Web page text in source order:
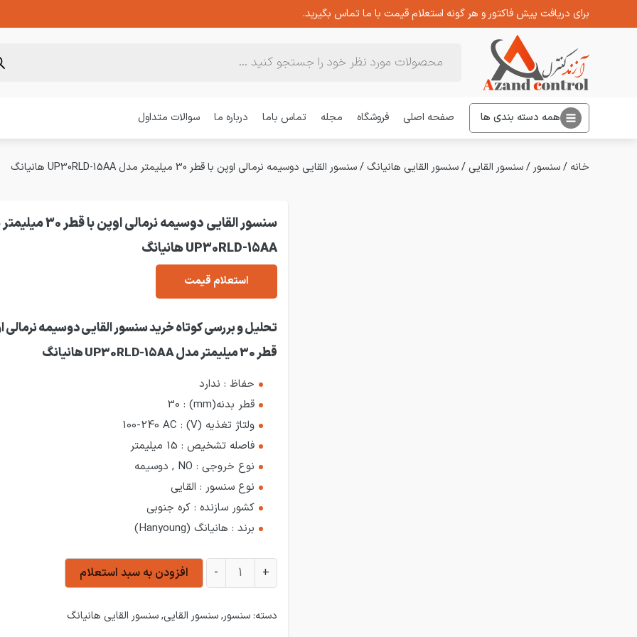
برای دریافت پیش فاکتور و هر گونه استعلام قیمت با ما تماس بگیرید.
همه دسته بندی ها صفحه اصلی فروشگاه مجله تماس باما درباره ما سوالات متداول
خانه /سنسور /سنسور القایی /سنسور القایی هانیانگ /سنسور القایی دوسیمه نرمالی اوپن با قطر 30 میلیمتر مدل UP30RLD-15AA هانیانگ
سنسور القایی دوسیمه نرمالی اوپن
UP30RLD-15AA هانیانگ
استعلام قیمت
تحلیل و بررسی کوتاه خرید سنسور القایی دوسیمه نرمالی
قطر 30 میلیمتر مدل UP30RLD-15AA هانیانگ
حفاظ : ندارد
قطر بدنه(mm) :
30
ولتاژ تغذیه (V) :
100-240 AC
فاصله تشخیص : 15 میلیمتر
نوع خروجی : NO , دوسیمه
نوع سنسور : القایی
کشور سازنده : کره جنوبی
برند : هانیانگ (Hanyoung)
سنسور القایی دوسیمه نرمالی اوپن با قطر 30 میلیمتر مدل UP30RLD-15AA هانیانگ عدد
+
- افزودن به سبد استعلام
دسته:سنسور,سنسور القایی,سنسور القایی هانیانگ